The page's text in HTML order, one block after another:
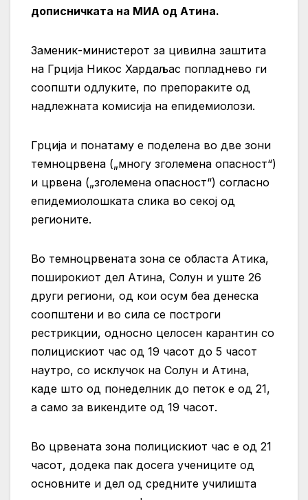
дописничката на МИА од Атина.
Заменик-министерот за цивилна заштита
на Грција Никос Хардаљас попладнево ги
соопшти одлуките, по препораките од
надлежната комисија на епидемиолози.
Грција и понатаму е поделена во две зони
темноцрвена („многу зголемена опасност“)
и црвена („зголемена опасност“) согласно
епидемиолошката слика во секој од
регионите.
Во темноцрвената зона се областа Атика,
поширокиот дел Атина, Солун и уште 26
други региони, од кои осум беа денеска
соопштени и во сила се построги
рестрикции, односно целосен карантин со
полицискиот час од 19 часот до 5 часот
наутро, со исклучок на Солун и Атина,
каде што од понеделник до петок е од 21,
а само за викендите од 19 часот.
Во црвената зона полицискиот час е од 21
часот, додека пак досега учениците од
основните и дел од средните училишта